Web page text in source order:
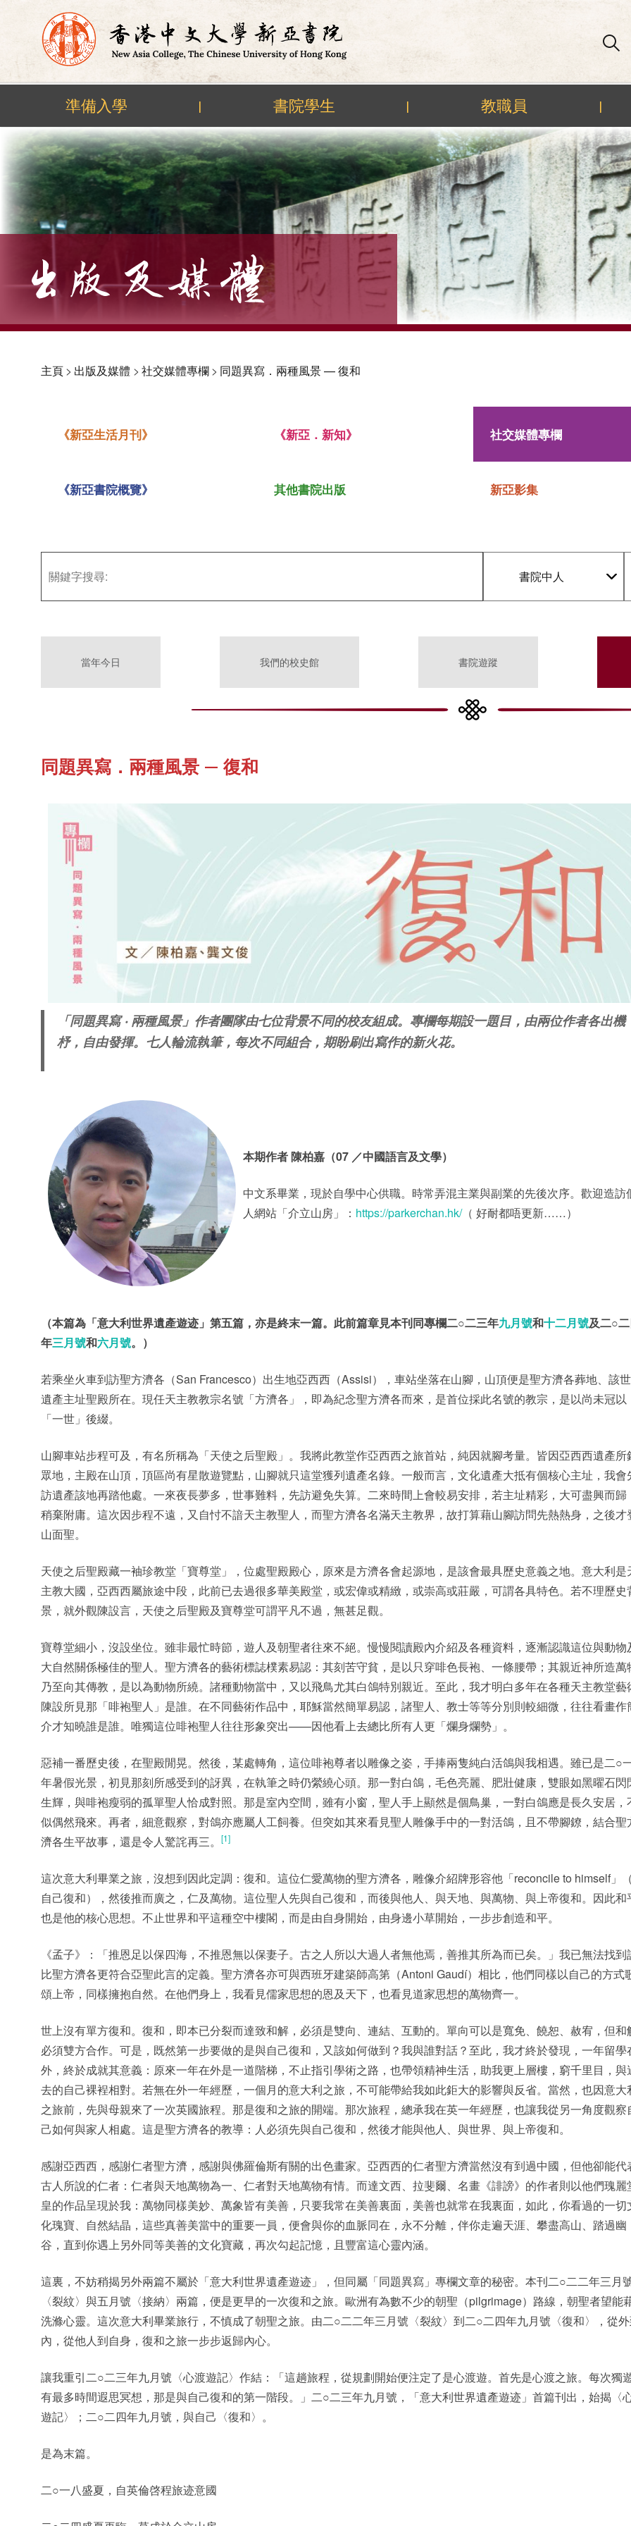
Skip
content
準備入學 | 書院學生 | 教職員 |
主頁> 出版及媒體 > 社交媒體專欄> 同題異寫．兩種風景 — 復和
《新亞生活月刊》 《新亞．新知》 社交媒體專欄
《新亞書院概覽》 其他書院出版 新亞影集
書院中人
當年今日 我們的校史館 書院遊蹤
同題異寫．兩種風景 — 復和
「同題異寫 ‧ 兩種風景」作者團隊由七位背景不同的校友組成。專欄每期設一題目，由兩位作者各出機
杼，自由發揮。七人輪流執筆，每次不同組合，期盼刷出寫作的新火花。
本期作者 陳柏嘉（07 ／中國語言及文學）
中文系畢業，現於自學中心供職。時常弄混主業與副業的先後次序。歡迎造訪
人網站「介立山房」： https://parkerchan.hk/（ 好耐都唔更新……）
（本篇為「意大利世界遺產遊迹」第五篇，亦是終末一篇。此前篇章見本刊同專欄二○二三年九月號和十二月號及二○
年三月號和六月號。）
若乘坐火車到訪聖方濟各（San Francesco）出生地亞西西（Assisi），車站坐落在山腳，山頂便是聖方濟各葬地、該
遺產主址聖殿所在。現任天主教教宗名號「方濟各」，即為紀念聖方濟各而來，是首位採此名號的教宗，是以尚未冠以
「一世」後綴。
山腳車站步程可及，有名所稱為「天使之后聖殿」。我將此教堂作亞西西之旅首站，純因就腳考量。皆因亞西西遺產所
眾地，主殿在山頂，頂區尚有星散遊覽點，山腳就只這堂獲列遺產名錄。一般而言，文化遺產大抵有個核心主址，我會
訪遺產該地再踏他處。一來夜長夢多，世事難料，先訪避免失算。二來時間上會較易安排，若主址精彩，大可盡興而歸
稍棄附庸。這次因步程不遠，又自忖不諳天主教聖人，而聖方濟各名滿天主教界，故打算藉山腳訪問先熱熱身，之後才
山面聖。
天使之后聖殿藏一袖珍教堂「寶尊堂」，位處聖殿殿心，原來是方濟各會起源地，是該會最具歷史意義之地。意大利是
主教大國，亞西西屬旅途中段，此前已去過很多華美殿堂，或宏偉或精緻，或崇高或莊嚴，可謂各具特色。若不理歷史
景，就外觀陳設言，天使之后聖殿及寶尊堂可謂平凡不過，無甚足觀。
寶尊堂細小，沒設坐位。雖非最忙時節，遊人及朝聖者往來不絕。慢慢閱讀殿內介紹及各種資料，逐漸認識這位與動物
大自然關係極佳的聖人。聖方濟各的藝術標誌樸素易認：其刻苦守貧，是以只穿啡色長袍、一條腰帶；其親近神所造萬
乃至向其傳教，是以為動物所繞。諸種動物當中，又以飛鳥尤其白鴿特別親近。至此，我才明白多年在各種天主教堂藝
陳設所見那「啡袍聖人」是誰。在不同藝術作品中，耶穌當然簡單易認，諸聖人、教士等等分別則較細微，往往看畫作
介才知曉誰是誰。唯獨這位啡袍聖人往往形象突出——因他看上去總比所有人更「爛身爛勢」。
惡補一番歷史後，在聖殿閒晃。然後，某處轉角，這位啡袍尊者以雕像之姿，手捧兩隻純白活鴿與我相遇。雖已是二○
年暑假光景，初見那刻所感受到的訝異，在執筆之時仍縈繞心頭。那一對白鴿，毛色亮麗、肥壯健康，雙眼如黑曜石閃
生輝，與啡袍瘦弱的孤單聖人恰成對照。那是室內空間，雖有小窗，聖人手上顯然是個鳥巢，一對白鴿應是長久安居，
似偶然飛來。再者，細意觀察，對鴿亦應屬人工飼養。但突如其來看見聖人雕像手中的一對活鴿，且不帶腳鐐，結合聖
濟各生平故事，還是令人驚詫再三。
[1]
這次意大利畢業之旅，沒想到因此定調：復和。這位仁愛萬物的聖方濟各，雕像介紹牌形容他「reconcile to himself」
自己復和），然後推而廣之，仁及萬物。這位聖人先與自己復和，而後與他人、與天地、與萬物、與上帝復和。因此和
也是他的核心思想。不止世界和平這種空中樓閣，而是由自身開始，由身邊小草開始，一步步創造和平。
《孟子》：「推恩足以保四海，不推恩無以保妻子。古之人所以大過人者無他焉，善推其所為而已矣。」我已無法找到
比聖方濟各更符合亞聖此言的定義。聖方濟各亦可與西班牙建築師高第（Antoni Gaudí）相比，他們同樣以自己的方式
頌上帝，同樣擁抱自然。在他們身上，我看見儒家思想的恩及天下，也看見道家思想的萬物齊一。
世上沒有單方復和。復和，即本已分裂而達致和解，必須是雙向、連結、互動的。單向可以是寬免、饒恕、赦宥，但和
必須雙方合作。可是，既然第一步要做的是與自己復和，又該如何做到？我與誰對話？至此，我才終於發現，一年留學
外，終於成就其意義：原來一年在外是一道階梯，不止指引學術之路，也帶領精神生活，助我更上層樓，窮千里目，與
去的自己裸裎相對。若無在外一年經歷，一個月的意大利之旅，不可能帶給我如此鉅大的影響與反省。當然，也因意大
之旅前，先與母親來了一次英國旅程。那是復和之旅的開端。那次旅程，總承我在英一年經歷，也讓我從另一角度觀察
己如何與家人相處。這是聖方濟各的教導：人必須先與自己復和，然後才能與他人、與世界、與上帝復和。
感謝亞西西，感謝仁者聖方濟，感謝與佛羅倫斯有關的出色畫家。亞西西的仁者聖方濟當然沒有到過中國，但他卻能代
古人所說的仁者：仁者與天地萬物為一、仁者對天地萬物有情。而達文西、拉斐爾、名畫《誹謗》的作者則以他們瑰麗
皇的作品呈現於我：萬物同樣美妙、萬象皆有美善，只要我常在美善裏面，美善也就常在我裏面，如此，你看過的一切
化瑰寶、自然結晶，這些真善美當中的重要一員，便會與你的血脈同在，永不分離，伴你走遍天涯、攀盡高山、踏過幽
谷，直到你遇上另外同等美善的文化寶藏，再次勾起記憶，且豐富這心靈內涵。
這裏，不妨稍揭另外兩篇不屬於「意大利世界遺產遊迹」，但同屬「同題異寫」專欄文章的秘密。本刊二○二二年三月
〈裂紋〉與五月號〈接納〉兩篇，便是更早的一次復和之旅。歐洲有為數不少的朝聖（pilgrimage）路線，朝聖者望能
洗滌心靈。這次意大利畢業旅行，不慎成了朝聖之旅。由二○二二年三月號〈裂紋〉到二○二四年九月號〈復和〉，從
內，從他人到自身，復和之旅一步步返歸內心。
讓我重引二○二三年九月號〈心渡遊記〉作結：「這趟旅程，從規劃開始便注定了是心渡遊。首先是心渡之旅。每次獨
有最多時間遐思冥想，那是與自己復和的第一階段。」二○二三年九月號，「意大利世界遺產遊迹」首篇刊出，始揭〈
遊記〉；二○二四年九月號，與自己〈復和〉。
是為末篇。
二○一八盛夏，自英倫啓程旅迹意國